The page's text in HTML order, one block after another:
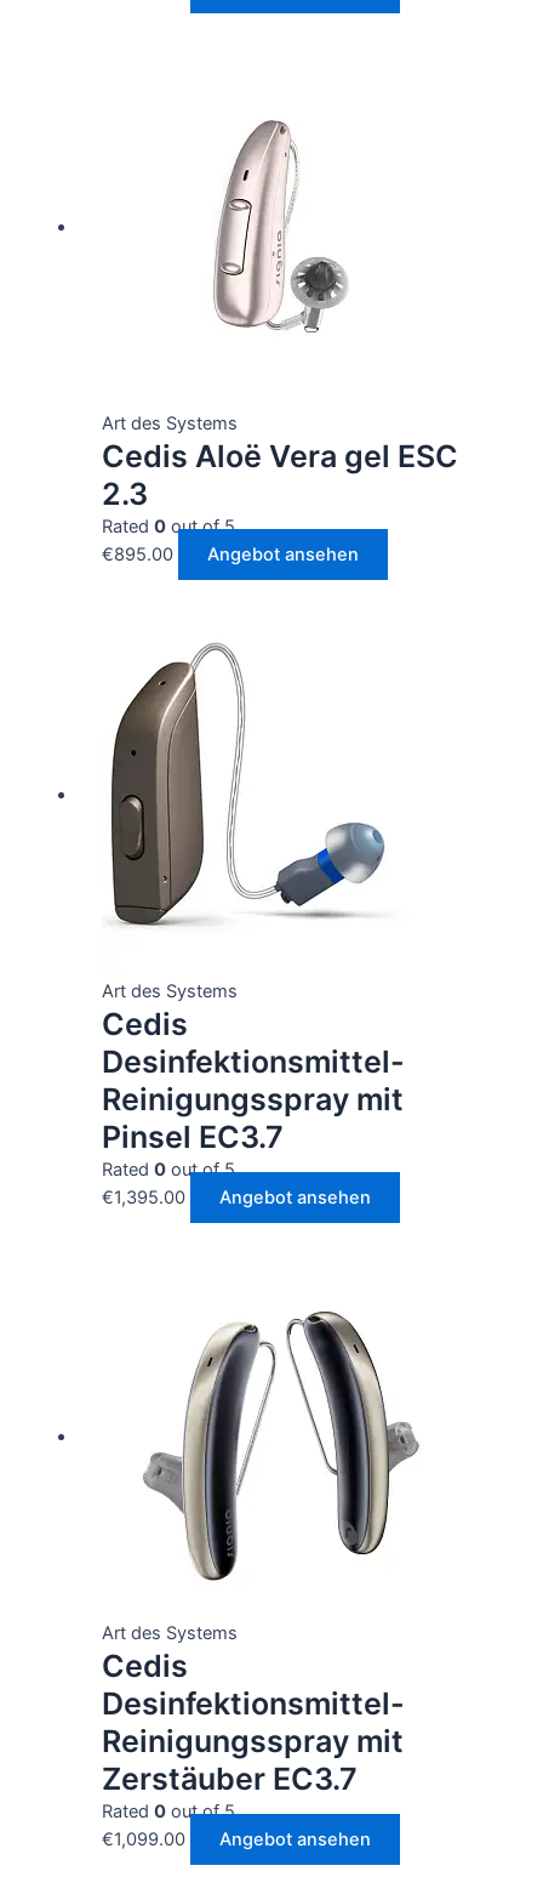
Art des Systems
Cedis Aloë Vera gel ESC
2.3
Rated 0out of 5
€895.00 Angebot ansehen
Art des Systems
Cedis
Desinfektionsmittel-
Reinigungsspray mit
Pinsel EC3.7
Rated 0out of 5
€1,395.00 Angebot ansehen
Art des Systems
Cedis
Desinfektionsmittel-
Reinigungsspray mit
Zerstäuber EC3.7
Rated 0out of 5
€1,099.00 Angebot ansehen